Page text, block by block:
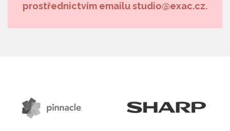
prostřednictvím emailu studio@exac.cz.